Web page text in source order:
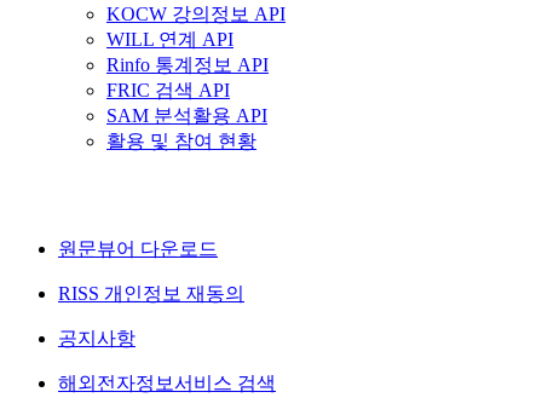
KOCW 강의정보 API
WILL 연계 API
Rinfo 통계정보 API
FRIC 검색 API
SAM 분석활용 API
활용 및 참여 현황
원문뷰어 다운로드
RISS 개인정보 재동의
공지사항
해외전자정보서비스 검색